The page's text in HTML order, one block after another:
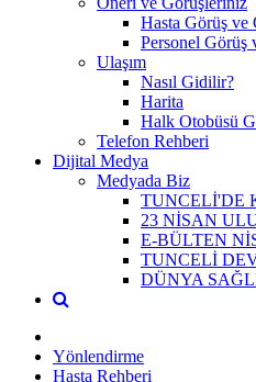
Hasta Görüş ve
Personel Görüş
Ulaşım
Nasıl Gidilir?
Harita
Halk Otobüsü
Telefon Rehberi
Dijital Medya
Medyada Biz
TUNCELİ'DE
23 NİSAN
E-BÜLTEN
TUNCELİ
DÜNYA
Yönlendirme
Hasta Rehberi